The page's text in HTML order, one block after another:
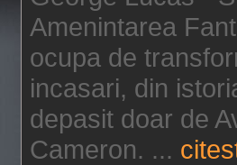
Amenintarea
ocupa de
incasari, din
depasit doar de
Cameron. ...